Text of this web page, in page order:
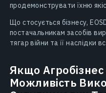
продемонструвати їхню
Що стосується бізнесу,
постачальникам засобів
тягар війни та її наслідки
Якщо
Можливість